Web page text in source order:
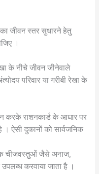
जीवन स्तर सुधारने हेतु
।
के नीचे जीवन जीनेवाले
परिवार या गरीबी रेखा के
करके राशनकार्ड के आधार पर
। ऐसी दुकानों को सार्वजनिक
चीजवस्तुओं जैसे अनाज,
करवाया जाता है ।